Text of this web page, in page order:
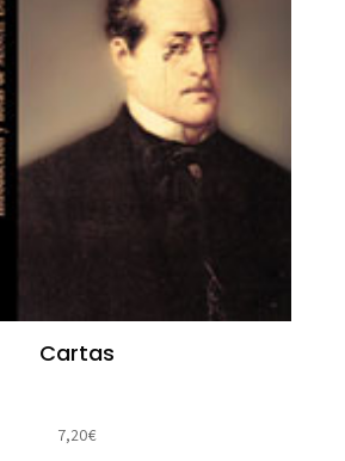
Cartas
7,20€